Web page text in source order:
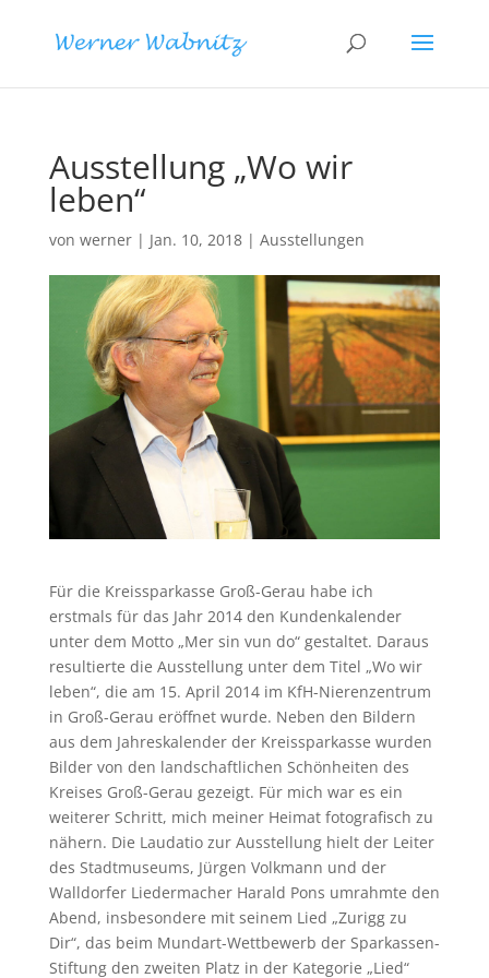
Ausstellung „Wo wir
leben“
von werner| Jan. 10, 2018| Ausstellungen
Für die Kreissparkasse Groß-Gerau habe ich
erstmals für das Jahr 2014 den Kundenkalender
unter dem Motto „Mer sin vun do“ gestaltet. Daraus
resultierte die Ausstellung unter dem Titel „Wo wir
leben“, die am 15. April 2014 im KfH-Nierenzentrum
in Groß-Gerau eröffnet wurde. Neben den Bildern
aus dem Jahreskalender der Kreissparkasse wurden
Bilder von den landschaftlichen Schönheiten des
Kreises Groß-Gerau gezeigt. Für mich war es ein
weiterer Schritt, mich meiner Heimat fotografisch zu
nähern. Die Laudatio zur Ausstellung hielt der Leiter
des Stadtmuseums, Jürgen Volkmann und der
Walldorfer Liedermacher Harald Pons umrahmte den
Abend, insbesondere mit seinem Lied „Zurigg zu
Dir“, das beim Mundart-Wettbewerb der Sparkassen-
Stiftung den zweiten Platz in der Kategorie „Lied“